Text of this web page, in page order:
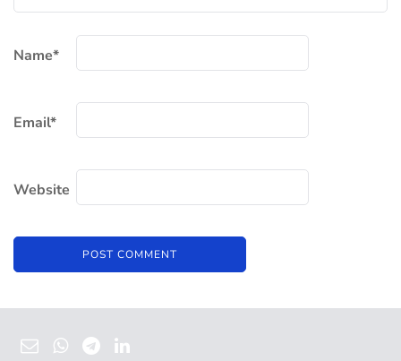
Name*
Email*
Website